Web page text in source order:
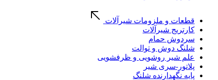
قطعات و ملزومات شیرآلات
کارتریج شیرآلات
سردوش حمام
شلنگ دوش و توالت
علم شیر روشویی و ظرفشویی
پلاتور-سری شیر
پایه نگهدارنده شلنگ